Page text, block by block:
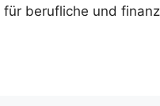
berufliche und